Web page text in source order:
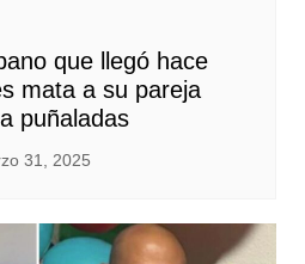
que llegó hace
mata a su pareja
puñaladas
31, 2025